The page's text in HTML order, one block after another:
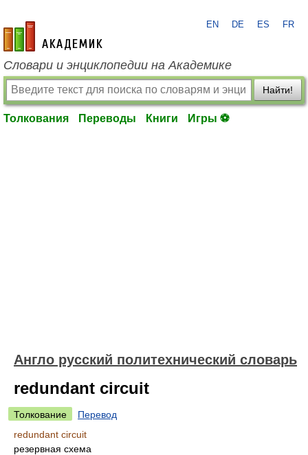
academic.ru
EN DE ES FR
Словари и энциклопедии на Академике
Найти!
Толкования Переводы Книги Игры ⚽
Англо русский политехнический словарь
redundant circuit
Толкование
Перевод
redundant circuit
резервная схема